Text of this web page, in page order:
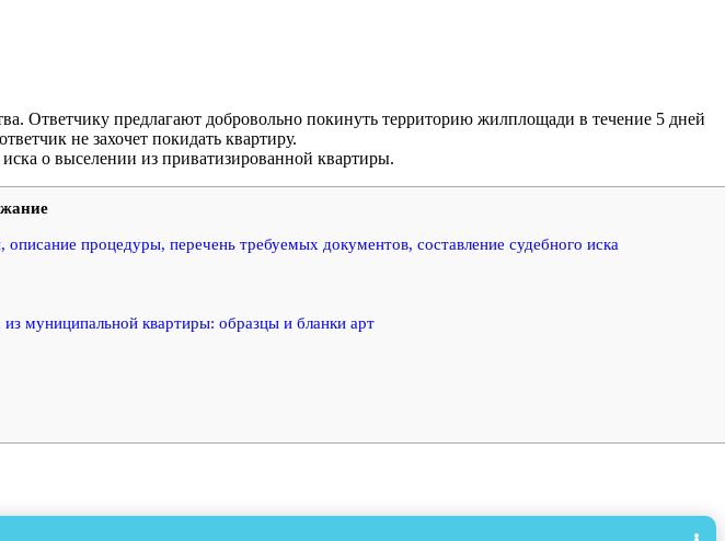
Ответчику предлагают добровольно покинуть территорию жилплощади в течение 5 дней
не захочет покидать квартиру.
о выселении из приватизированной квартиры.
процедуры, перечень требуемых документов, составление судебного иска
муниципальной квартиры: образцы и бланки арт